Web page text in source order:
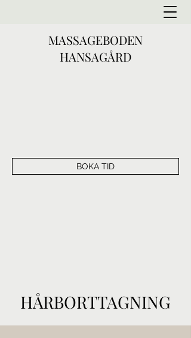
MASSAGEBODEN
HANSAGÅRD
BOKA TID
HÅRBORTTAGNING